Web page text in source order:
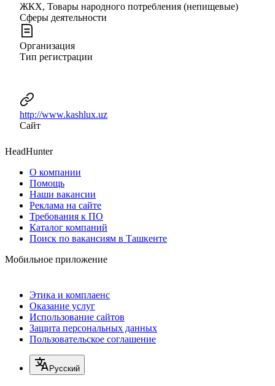
ЖКХ, Товары народного потребления (непищевые)
Сферы деятельности
Организация
Тип регистрации
http://www.kashlux.uz
Сайт
HeadHunter
О компании
Помощь
Наши вакансии
Реклама на сайте
Требования к ПО
Каталог компаний
Поиск по вакансиям в Ташкенте
Мобильное приложение
Этика и комплаенс
Оказание услуг
Использование сайтов
Защита персональных данных
Пользовательское соглашение
Русский